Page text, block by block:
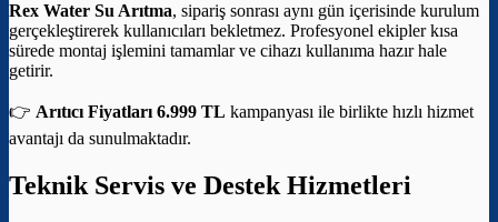
Rex Water Su Arıtma, sipariş sonrası aynı gün içerisinde kurulum
gerçekleştirerek kullanıcıları bekletmez. Profesyonel ekipler kısa
sürede montaj işlemini tamamlar ve cihazı kullanıma hazır hale
getirir.
👉 Arıtıcı Fiyatları 6.999 TL kampanyası ile birlikte hızlı hizmet
avantajı da sunulmaktadır.
Teknik Servis ve Destek Hizmetleri